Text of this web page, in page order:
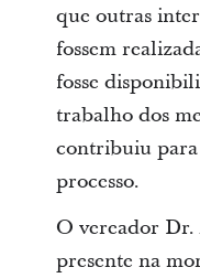
que outras
fossem
fosse
trabalho dos
contribuiu para
processo.
O vereador Dr.
presente na